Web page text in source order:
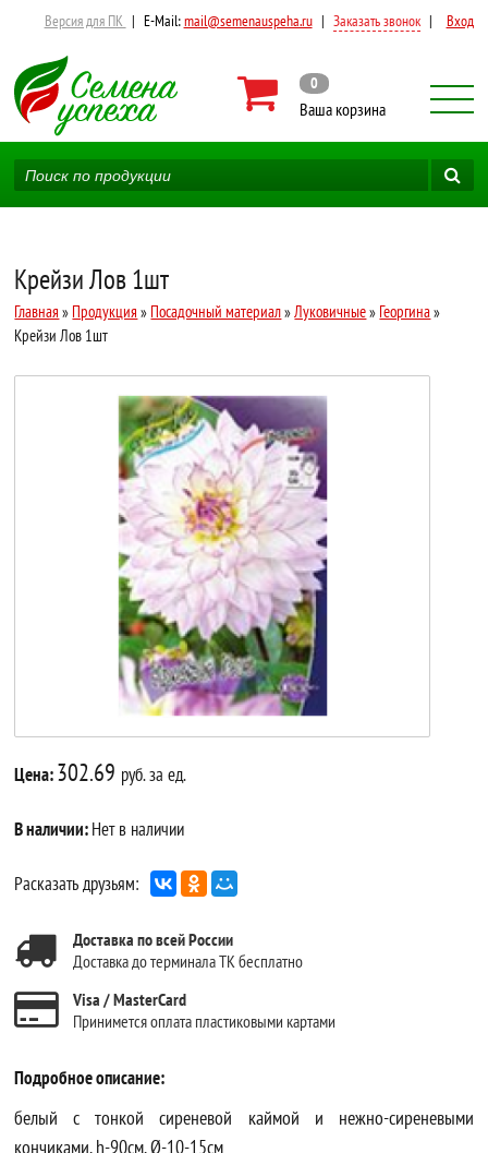
Версия для ПК | E-Mail:mail@semenauspeha.ru | Заказать звонок | Вход
0
Ваша корзина
Крейзи Лов 1шт
Главная » Продукция » Посадочный материал» Луковичные» Георгина»
Крейзи Лов 1шт
Цена:302.69 руб. за ед.
В наличии:Нет в наличии
Расказать друзьям:
Доставка по всей России
Доставка до терминала ТК бесплатно
Visa / MasterCard
Принимется оплата пластиковыми картами
Подробное описание:
белый с тонкой сиреневой каймой и нежно-сиреневыми
кончиками, h-90см, Ø-10-15см